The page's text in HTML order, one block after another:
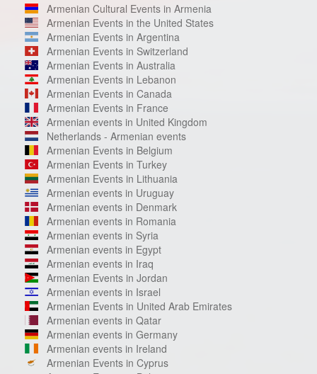
Armenian Cultural Events in Armenia
Armenian Events in the United States
Armenian Events in Argentina
Armenian Events in Switzerland
Armenian Events in Australia
Armenian Events in Lebanon
Armenian Events in Canada
Armenian Events in France
Armenian events in United Kingdom
Netherlands - Armenian events
Armenian Events in Belgium
Armenian Events in Turkey
Armenian Events in Lithuania
Armenian events in Uruguay
Armenian events in Denmark
Armenian events in Romania
Armenian events in Syria
Armenian events in Egypt
Armenian events in Iraq
Armenian Events in Jordan
Armenian events in Israel
Armenian Events in United Arab Emirates
Armenian events in Qatar
Armenian events in Germany
Armenian events in Ireland
Armenian Events in Cyprus